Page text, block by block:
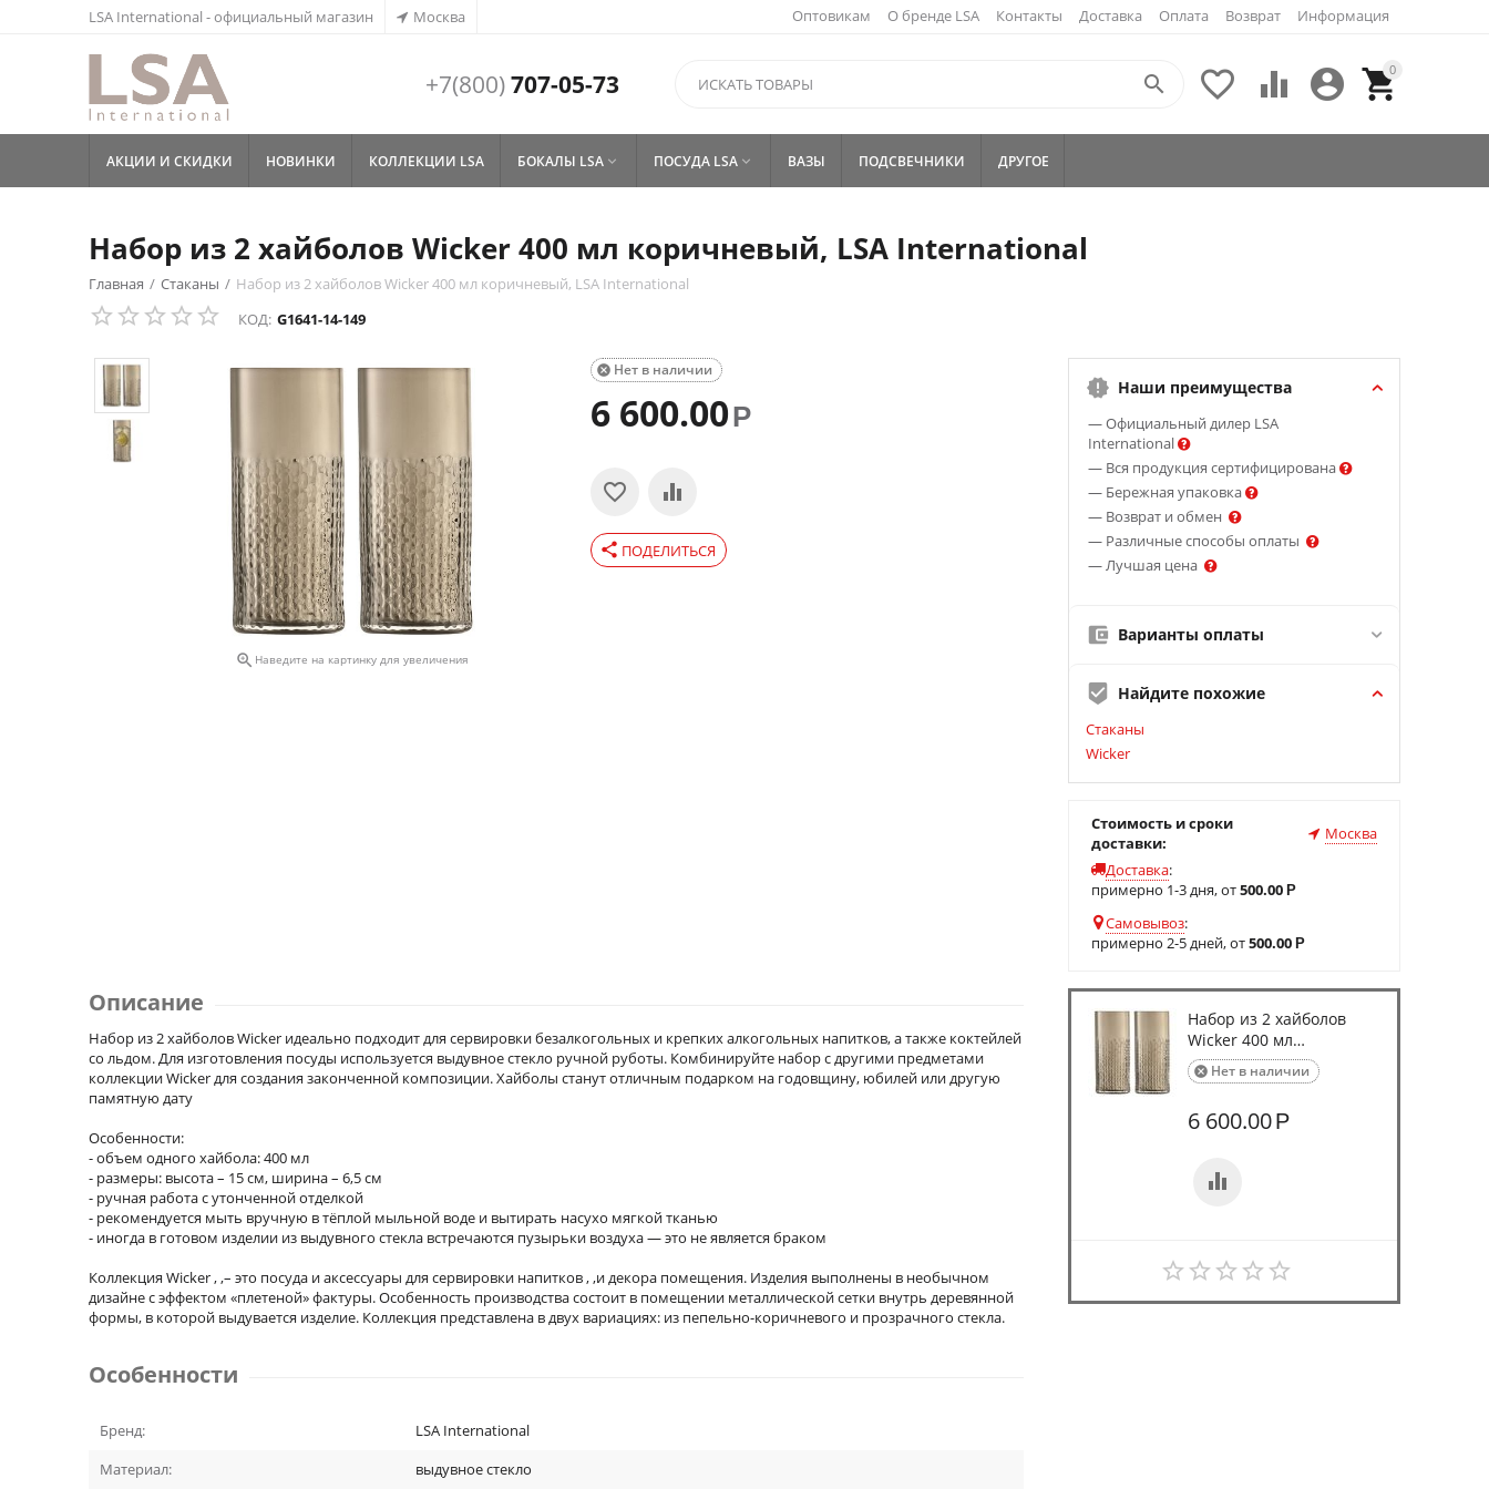
LSA International - официальный магазин Москва Оптовикам О бренде LSA Контакты Доставка Оплата Возврат Информация
+7(800)707-05-73 0


 

АКЦИИ И СКИДКИ НОВИНКИ КОЛЛЕКЦИИ LSA БОКАЛЫ LSA  ПОСУДА LSA  ВАЗЫ ПОДСВЕЧНИКИ ДРУГОЕ
Набор из 2 хайболов Wicker 400 мл коричневый, LSA International
Главная / Стаканы / Набор из 2 хайболов Wicker 400 мл коричневый, LSA International
КОД: G1641-14-149
 Наведите на картинку для увеличения
Нет в наличии

6 600.00Р
share ПОДЕЛИТЬСЯ
Наши преимущества
— Официальный дилер LSA
International
— Вся продукция сертифицирована
— Бережная упаковка
— Возврат и обмен
— Различные способы оплаты
— Лучшая цена
Варианты оплаты
Найдите похожие
Стаканы
Wicker
Стоимость и сроки
доставки:
Москва
Доставка:
примерно 1-3 дня, от500.00 Р
Самовывоз:
примерно 2-5 дней, от500.00 Р
Набор из 2 хайболов
Wicker 400 мл
коричневый, LSA...
Нет в наличии

6 600.00Р
Описание
Набор из 2 хайболов Wicker идеально подходит для сервировки безалкогольных и крепких алкогольных напитков, а также коктейлей
со льдом. Для изготовления посуды используется выдувное стекло ручной руботы. Комбинируйте набор с другими предметами
коллекции Wicker для создания законченной композиции. Хайболы станут отличным подарком на годовщину, юбилей или другую
памятную дату
Особенности:
- объем одного хайбола: 400 мл
- размеры: высота – 15 см, ширина – 6,5 см
- ручная работа с утонченной отделкой
- рекомендуется мыть вручную в тёплой мыльной воде и вытирать насухо мягкой тканью
- иногда в готовом изделии из выдувного стекла встречаются пузырьки воздуха — это не является браком
Коллекция Wicker , ,– это посуда и аксессуары для сервировки напитков , ,и декора помещения. Изделия выполнены в необычном
дизайне с эффектом «плетеной» фактуры. Особенность производства состоит в помещении металлической сетки внутрь деревянной
формы, в которой выдувается изделие. Коллекция представлена в двух вариациях: из пепельно-коричневого и прозрачного стекла.
Особенности
Бренд:
LSA International
Материал:
выдувное стекло